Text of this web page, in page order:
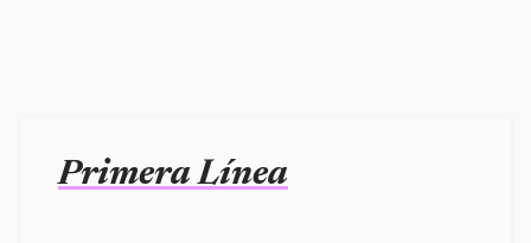
Primera Línea